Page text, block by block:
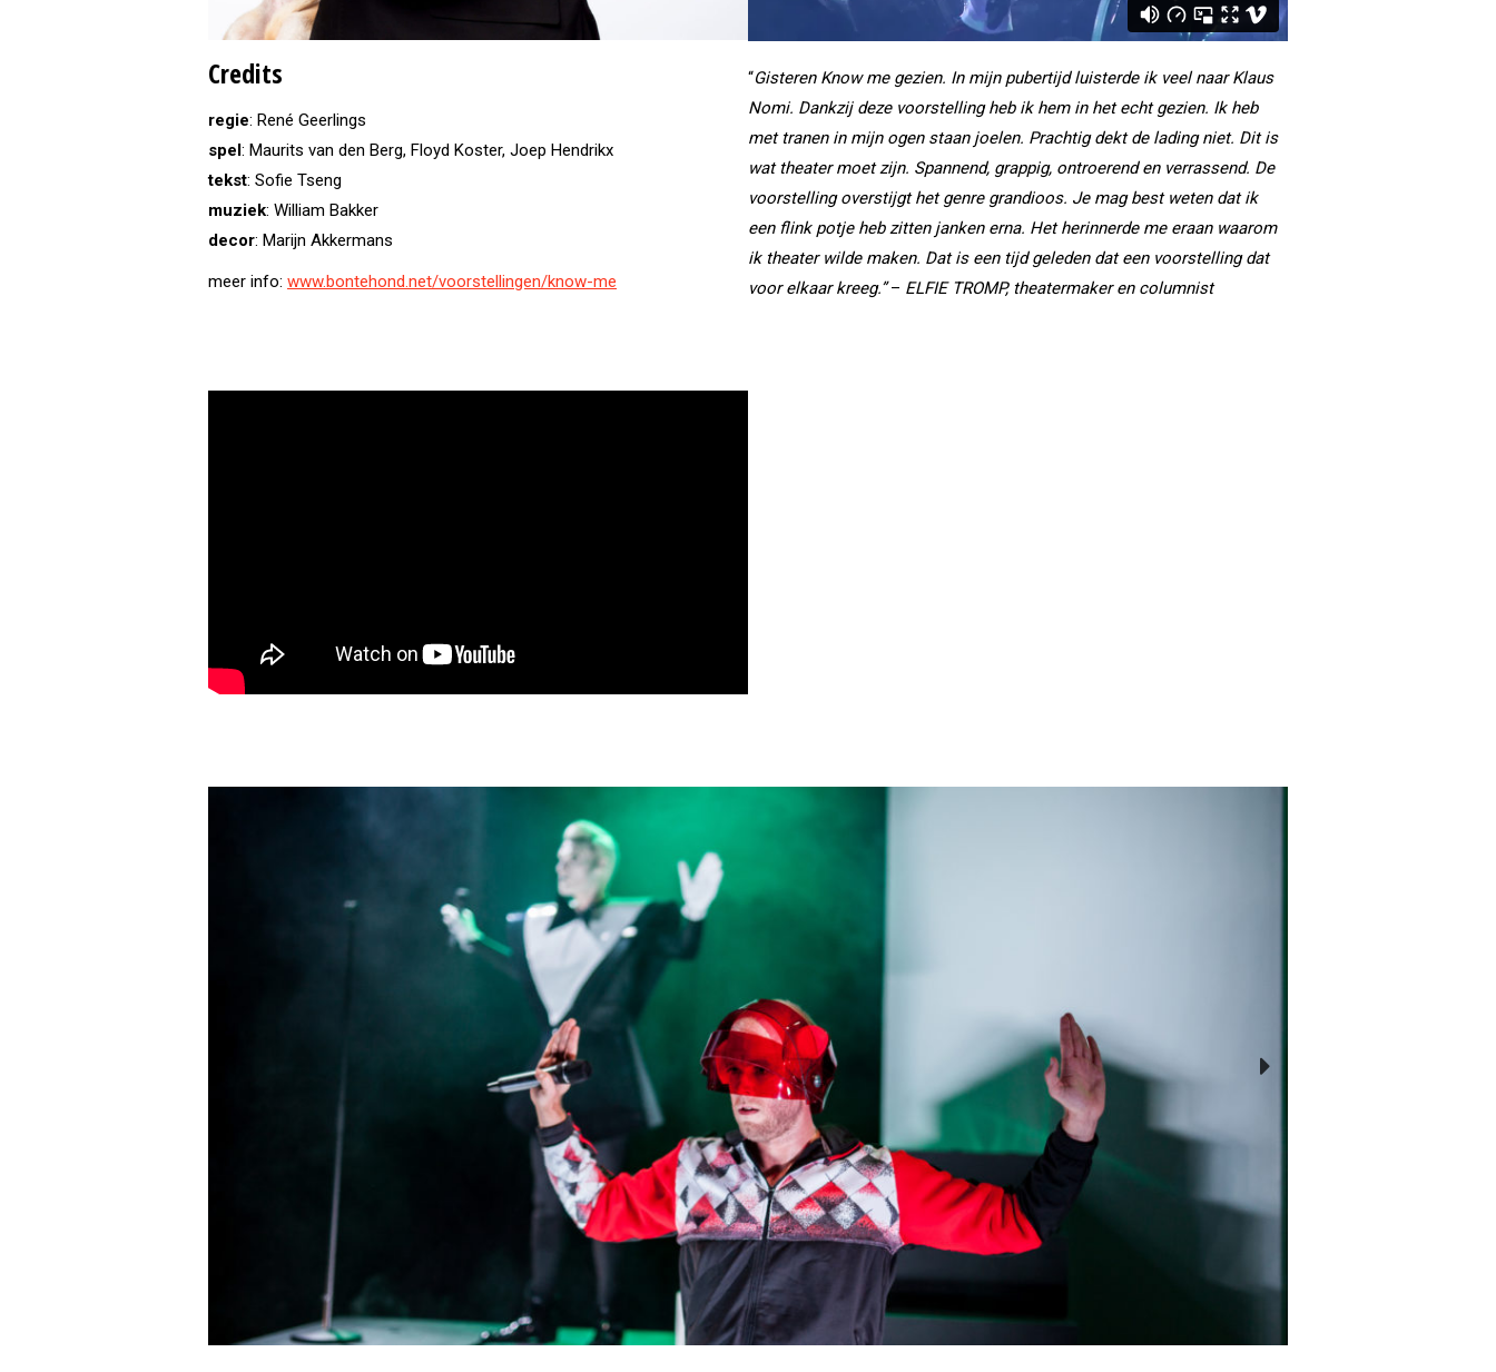
Credits
regie: René Geerlings
spel: Maurits van den Berg, Floyd Koster, Joep Hendrikx
tekst: Sofie Tseng
muziek: William Bakker
decor: Marijn Akkermans
meer info: www.bontehond.net/voorstellingen/know-me
“Gisteren Know me gezien. In mijn pubertijd luisterde ik veel naar Klaus
Nomi. Dankzij deze voorstelling heb ik hem in het echt gezien. Ik heb
met tranen in mijn ogen staan joelen. Prachtig dekt de lading niet. Dit is
wat theater moet zijn. Spannend, grappig, ontroerend en verrassend. De
voorstelling overstijgt het genre grandioos. Je mag best weten dat ik
een flink potje heb zitten janken erna. Het herinnerde me eraan waarom
ik theater wilde maken. Dat is een tijd geleden dat een voorstelling dat
voor elkaar kreeg.”– ELFIE TROMP, theatermaker en columnist